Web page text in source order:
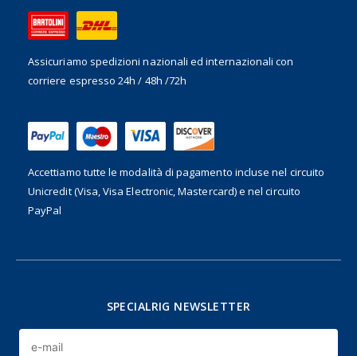
Assicuriamo spedizioni nazionali ed internazionalicon
corriere espresso 24h / 48h /72h
Accettiamo tutte le modalità di pagamento incluse nel circuito
Unicredit (Visa, Visa Electronic, Mastercard) e nel circuito
PayPal
SPECIALRIG NEWSLETTER